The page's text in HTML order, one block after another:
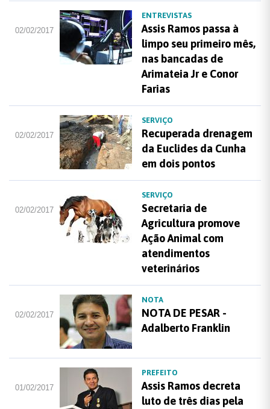
02/02/2017
ENTREVISTAS
Assis Ramos passa à
limpo seu primeiro mês,
nas bancadas de
Arimateia Jr e Conor
Farias
02/02/2017
SERVIÇO
Recuperada drenagem
da Euclides da Cunha
em dois pontos
02/02/2017
SERVIÇO
Secretaria de
Agricultura promove
Ação Animal com
atendimentos
veterinários
02/02/2017
NOTA
NOTA DE PESAR -
Adalberto Franklin
01/02/2017
PREFEITO
Assis Ramos decreta
luto de três dias pela